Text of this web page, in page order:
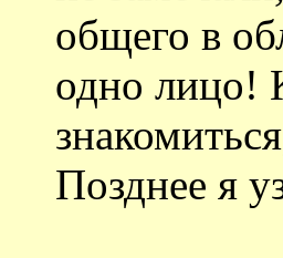
общего в
одно лицо!
Позднее я